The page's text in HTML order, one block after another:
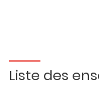
Liste des